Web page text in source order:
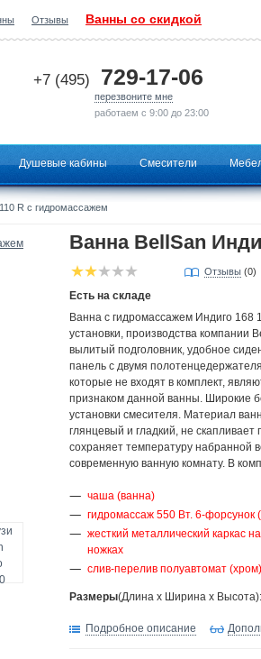
Отзывы Ванны со скидкой
+7 (495) 729-17-06
перезвоните мне
работаем с 9:00 до 23:00
Душевые кабины Смесители
R с гидромассажем
Ванна BellSan
Отзывы (0)
Есть на складе
Ванна с гидромассажем Индиго 168
установки, производства компании
вылитый подголовник, удобное
панель с двумя
которые не входят в комплект,
признаком данной ванны. Широкие
установки смесителя. Материал
глянцевый и гладкий, не скапливает
сохраняет температуру набранной
современную ванную комнату. В
чаша (ванна)
гидромассаж 550 Вт. 6-форсунок
жесткий металлический каркас
ножках
слив-перелив полуавтомат (хром)
Размеры(Длина х Ширина х
Подробное описание